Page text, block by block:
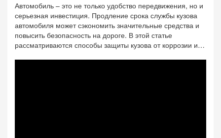
Автомобиль – это не только удобство передвижения, но и
серьезная инвестиция. Продление срока службы кузова
автомобиля может сэкономить значительные средства и
повысить безопасность на дороге. В этой статье
рассматриваются способы защиты кузова от коррозии и